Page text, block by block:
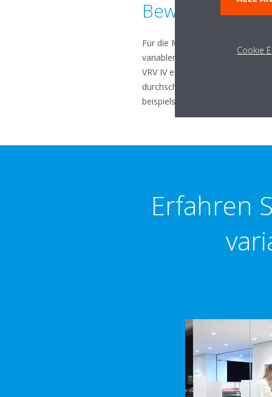
Bewährte
Für die Messung des Erfolgs
variabler Kältemitteltemperatur)
VRV IV erheblich effizienter war
durchschnittliche
beispielsweise der
Erfahren
Cookie